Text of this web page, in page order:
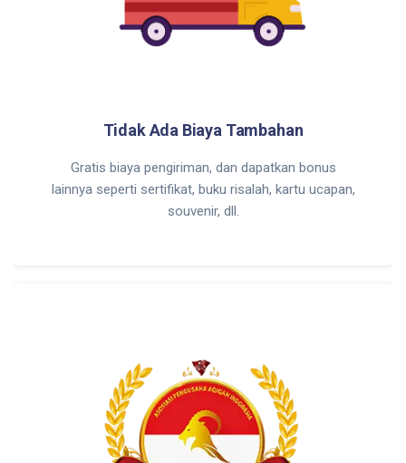
Tidak Ada Biaya Tambahan
Gratis biaya pengiriman, dan dapatkan bonus
lainnya seperti sertifikat, buku risalah, kartu ucapan,
souvenir, dll.